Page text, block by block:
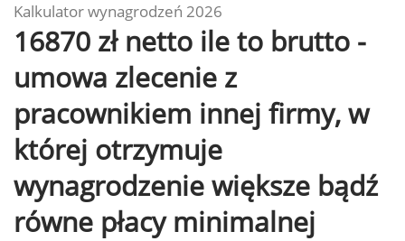
Kalkulator wynagrodzeń 2026
16870 zł netto ile to brutto -
umowa zlecenie z
pracownikiem innej firmy, w
której otrzymuje
wynagrodzenie większe bądź
równe płacy minimalnej